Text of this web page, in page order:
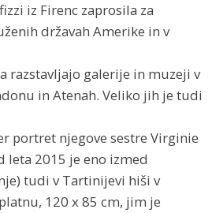
iz Firenc zaprosila za
državah Amerike in v
razstavljajo galerije in muzeji v
in Atenah. Veliko jih je tudi
portret njegove sestre Virginie
leta 2015 je eno izmed
tudi v Tartinijevi hiši v
120 x 85 cm, jim je